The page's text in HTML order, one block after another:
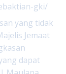
gki/
yang tidak
Jemaat
dapat